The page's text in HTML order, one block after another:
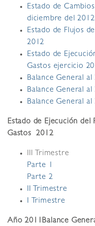
Estado de
diciembre del 2012
Estado de Flujos
2012
Estado de
Gastos ejercicio
Balance General
Balance General
Balance General
Estado de Ejecución del
Gastos 2012
III Trimestre
Parte 1
Parte 2
II Trimestre
I Trimestre
Año 2011 Balance